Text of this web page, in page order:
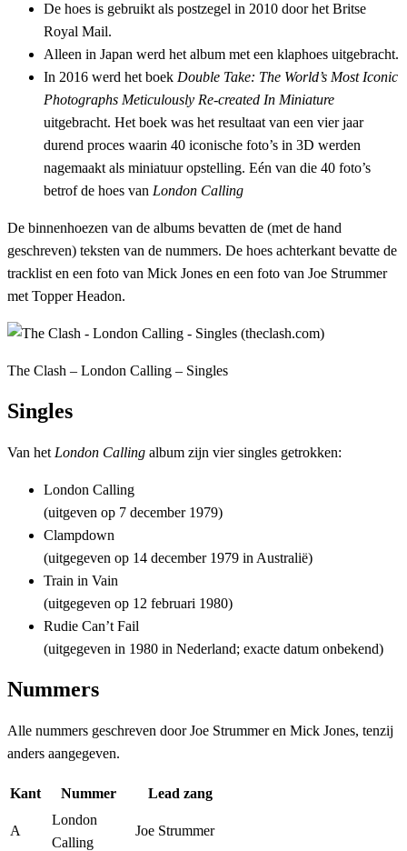
De hoes is gebruikt als postzegel in 2010 door het Britse
Royal Mail.
Alleen in Japan werd het album met een klaphoes uitgebracht.
In 2016 werd het boek Double Take: The World’s Most Iconic
Photographs Meticulously Re-created In Miniature
uitgebracht. Het boek was het resultaat van een vier jaar
durend proces waarin 40 iconische foto’s in 3D werden
nagemaakt als miniatuur opstelling. Eén van die 40 foto’s
betrof de hoes van London Calling
De binnenhoezen van de albums bevatten de (met de hand
geschreven) teksten van de nummers. De hoes achterkant bevatte de
tracklist en een foto van Mick Jones en een foto van Joe Strummer
met Topper Headon.
The Clash – London Calling – Singles
Singles
Van het London Calling album zijn vier singles getrokken:
London Calling
(uitgeven op 7 december 1979)
Clampdown
(uitgegeven op 14 december 1979 in Australië)
Train in Vain
(uitgegeven op 12 februari 1980)
Rudie Can’t Fail
(uitgegeven in 1980 in Nederland; exacte datum onbekend)
Nummers
Alle nummers geschreven door Joe Strummer en Mick Jones, tenzij
anders aangegeven.
Kant Nummer Lead zang
A
London
Calling
Joe Strummer